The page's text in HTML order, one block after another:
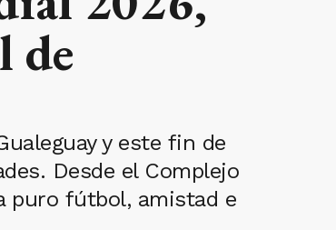
de
y este fin de
Desde el Complejo
puro fútbol, amistad e